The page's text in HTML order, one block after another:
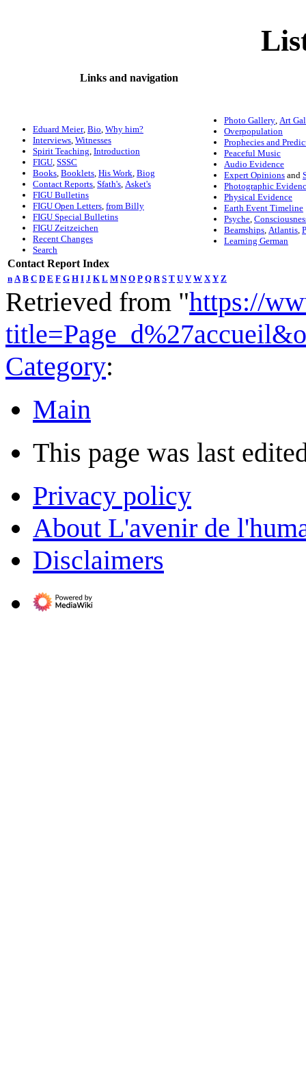
Links and navigation
Eduard Meier, Bio, Why him?
Interviews, Witnesses
Spirit Teaching, Introduction
FIGU, SSSC
Books, Booklets, His Work, Biog
Contact Reports, Sfath's, Asket's
FIGU Bulletins
FIGU Open Letters, from Billy
FIGU Special Bulletins
FIGU Zeitzeichen
Recent Changes
Search
Photo Gallery Art
Overpopulation
Prophecies and
Peaceful Music
Audio Evidence
Expert Opinions and
Photographic
Physical Evidence
Earth Event Timeline
Psyche
Beamships Atlantis
Learning German
Contact Report Index
n A B C D E F G H I J K L M N O P Q R S T U V W X Y Z
Retrieved from "https://
Category:
Main
This page was last
Privacy policy
About L'avenir de
Disclaimers